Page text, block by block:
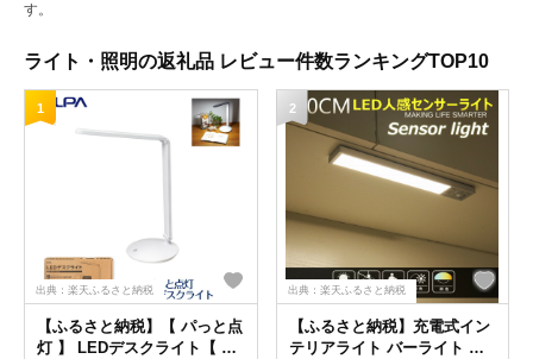
す。
ライト・照明の返礼品 レビュー件数ランキングTOP10
1
出典：楽天ふるさと納税
【ふるさと納税】【 パっと点
灯 】 LEDデスクライト【 在
2
出典：楽天ふるさと納税
【ふるさと納税】充電式イン
テリアライト バーライト ス